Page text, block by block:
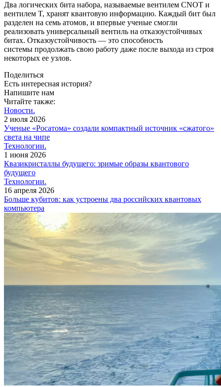
Два логических бита набора, называемые вентилем CNOT и
вентилем T, хранят квантовую информацию. Каждый бит был
разделен на семь атомов, и впервые ученые смогли
реализовать универсальный вентиль на отказоустойчивых
битах. Отказоустойчивость — это способность
системы продолжать свою работу даже после выхода из строя
некоторых ее узлов.
Поделиться
Есть интересная история?
Напишите нам
Читайте также:
Новости.
2 июля 2026
Ученые «Росатома» создали компактный источник «сжатого»
света на чипе
Технологии.
1 июня 2026
Квазикристаллы будущего: зримые образы квантового
будущего
Технологии.
16 апреля 2026
Больше кубитов: как устроены два российских квантовых
компьютера